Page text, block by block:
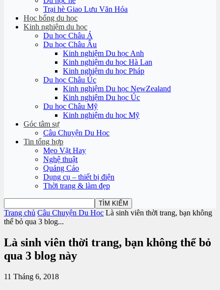
Trại hè Giao Lưu Văn Hóa
Học bổng du học
Kinh nghiệm du học
Du học Châu Á
Du học Châu Âu
Kinh nghiệm Du học Anh
Kinh nghiệm du học Hà Lan
Kinh nghiệm du học Pháp
Du học Châu Úc
Kinh nghiệm Du học NewZealand
Kinh nghiệm Du học Úc
Du học Châu Mỹ
Kinh nghiệm du học Mỹ
Góc tâm sự
Câu Chuyện Du Học
Tin tổng hợp
Mẹo Vặt Hay
Nghệ thuật
Quảng Cáo
Dụng cụ – thiết bị điện
Thời trang & làm đẹp
Trang chủ Câu Chuyện Du Học Là sinh viên thời trang, bạn không
thể bỏ qua 3 blog...
Là sinh viên thời trang, bạn không thể bỏ
qua 3 blog này
11 Tháng 6, 2018